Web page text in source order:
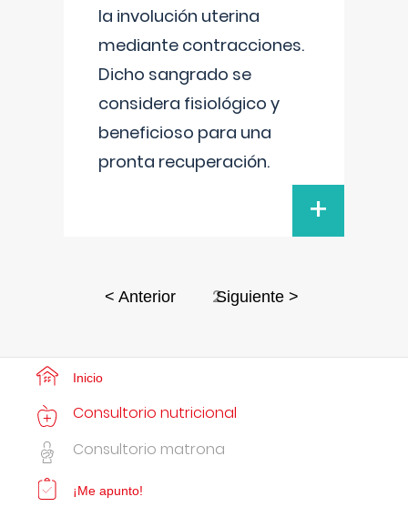
la involución uterina
mediante contracciones.
Dicho sangrado se
considera fisiológico y
beneficioso para una
pronta recuperación.
+
< Anterior 2Siguiente >
Inicio
Consultorio nutricional
Consultorio matrona
¡Me apunto!